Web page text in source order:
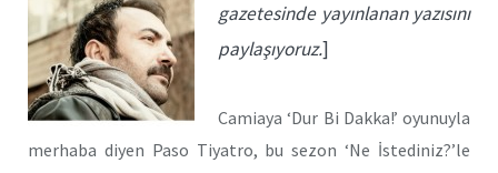
gazetesinde yayınlanan yazısını
paylaşıyoruz.]
Camiaya ‘Dur Bi Dakka!’ oyunuyla
merhaba diyen Paso Tiyatro, bu sezon ‘Ne İstediniz?’le